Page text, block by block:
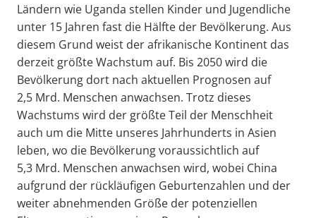
Ländern wie Uganda stellen Kinder und Jugendliche
unter 15 Jahren fast die Hälfte der Bevölkerung. Aus
diesem Grund weist der afrikanische Kontinent das
derzeit größte Wachstum auf. Bis 2050 wird die
Bevölkerung dort nach aktuellen Prognosen auf
2,5 Mrd. Menschen anwachsen. Trotz dieses
Wachstums wird der größte Teil der Menschheit
auch um die Mitte unseres Jahrhunderts in Asien
leben, wo die Bevölkerung voraussichtlich auf
5,3 Mrd. Menschen anwachsen wird, wobei China
aufgrund der rückläufigen Geburtenzahlen und der
weiter abnehmenden Größe der potenziellen